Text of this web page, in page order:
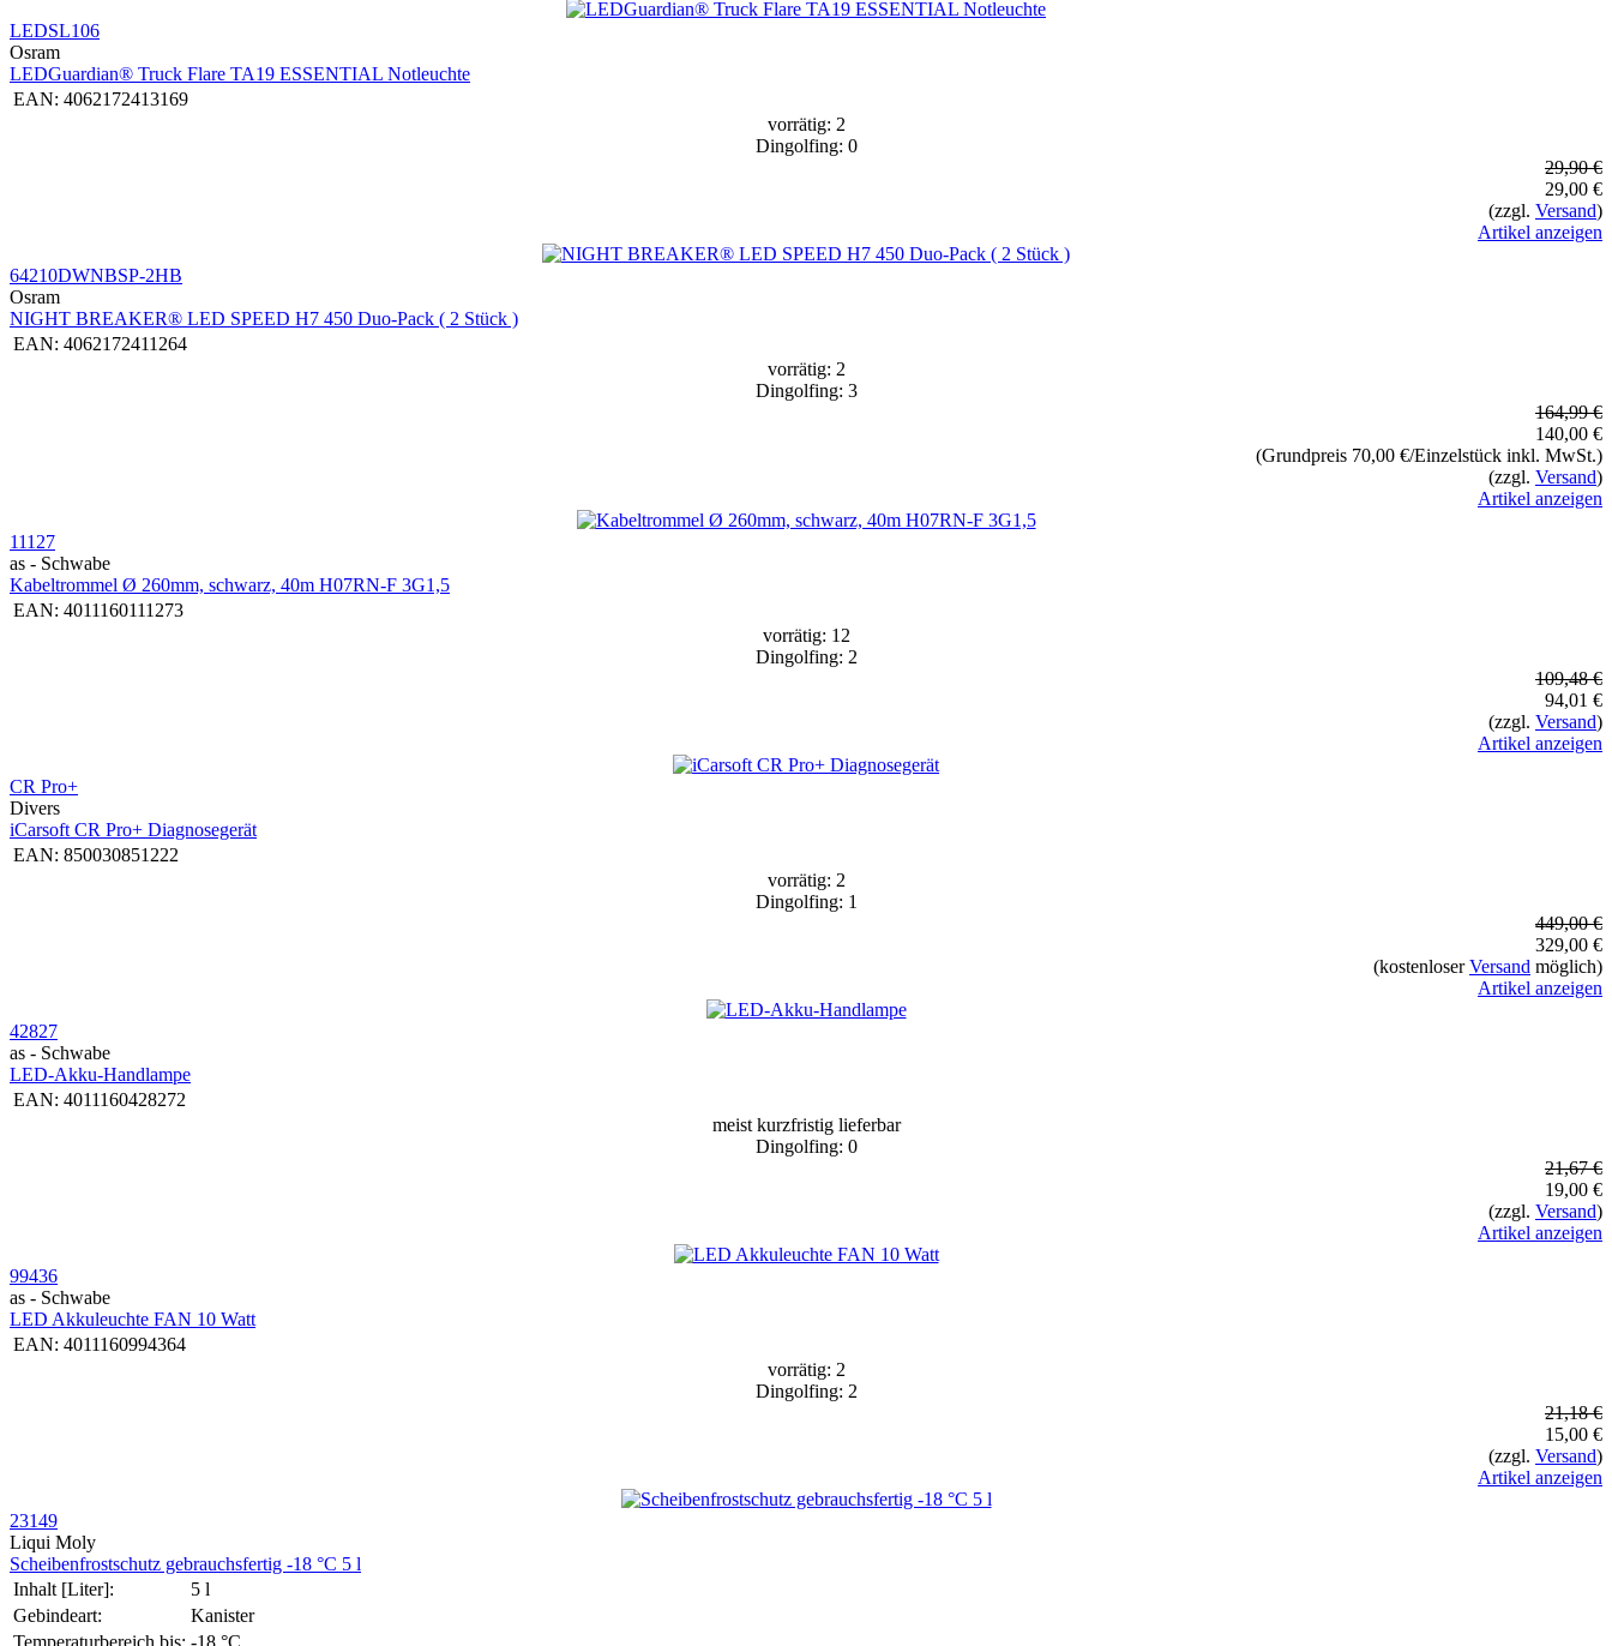
LEDSL106
Osram
LEDGuardian® Truck Flare TA19 ESSENTIAL Notleuchte
EAN: 4062172413169
vorrätig: 2
Dingolfing: 0
29,90 €
29,00 €
(zzgl. Versand)
Artikel anzeigen
64210DWNBSP-2HB
Osram
NIGHT BREAKER® LED SPEED H7 450 Duo-Pack ( 2 Stück )
EAN: 4062172411264
vorrätig: 2
Dingolfing: 3
164,99 €
140,00 €
(Grundpreis 70,00 €/Einzelstück inkl. MwSt.)
(zzgl. Versand)
Artikel anzeigen
11127
as - Schwabe
Kabeltrommel Ø 260mm, schwarz, 40m H07RN-F 3G1,5
EAN: 4011160111273
vorrätig: 12
Dingolfing: 2
109,48 €
94,01 €
(zzgl. Versand)
Artikel anzeigen
CR Pro+
Divers
iCarsoft CR Pro+ Diagnosegerät
EAN: 850030851222
vorrätig: 2
Dingolfing: 1
449,00 €
329,00 €
(kostenloserVersand möglich)
Artikel anzeigen
42827
as - Schwabe
LED-Akku-Handlampe
EAN: 4011160428272
meist kurzfristig lieferbar
Dingolfing: 0
21,67 €
19,00 €
(zzgl. Versand)
Artikel anzeigen
99436
as - Schwabe
LED Akkuleuchte FAN 10 Watt
EAN: 4011160994364
vorrätig: 2
Dingolfing: 2
21,18 €
15,00 €
(zzgl. Versand)
Artikel anzeigen
23149
Liqui Moly
Schei­ben­frost­schutz gebrauchs­fertig -18 °C 5 l
Inhalt [Liter]:
5 l
Gebindeart:
Kanister